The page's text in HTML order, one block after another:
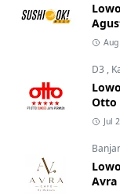
D3 ,
Otto
Jul
Avra